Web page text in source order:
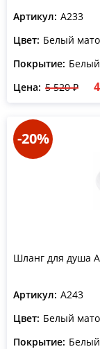
Артикул: A233
Цвет: Белый
Покрытие:
Цена: 5 520 ₽
-20%
Шланг для душа
Артикул: A243
Цвет: Белый
Покрытие: